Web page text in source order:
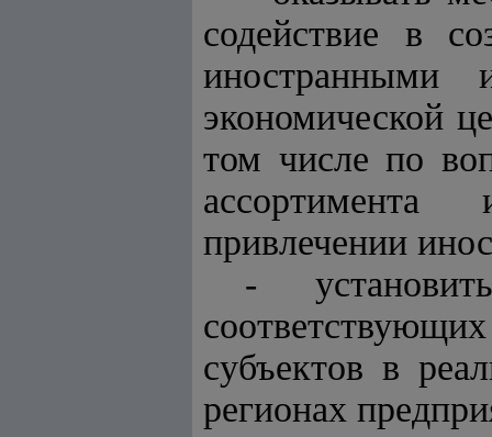
содействие в
иностранными
экономической
том числе по
привлечении
-
субъектов в
регионах